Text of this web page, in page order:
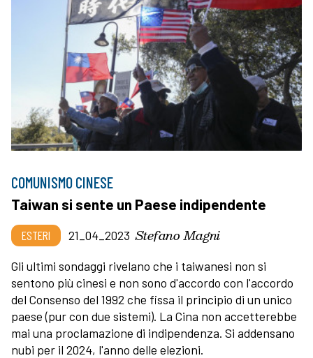
COMUNISMO CINESE
Taiwan si sente un Paese indipendente
ESTERI 21_04_2023 Stefano Magni
Gli ultimi sondaggi rivelano che i taiwanesi non si
sentono più cinesi e non sono d'accordo con l'accordo
del Consenso del 1992 che fissa il principio di un unico
paese (pur con due sistemi). La Cina non accetterebbe
mai una proclamazione di indipendenza. Si addensano
nubi per il 2024, l'anno delle elezioni.